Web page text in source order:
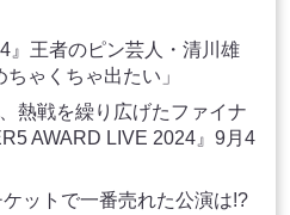
』王者のピン芸人・清川雄
ゃくちゃ出たい」
熱戦を繰り広げたファイナ
AWARD LIVE 2024』9月4
ットで一番売れた公演は!?